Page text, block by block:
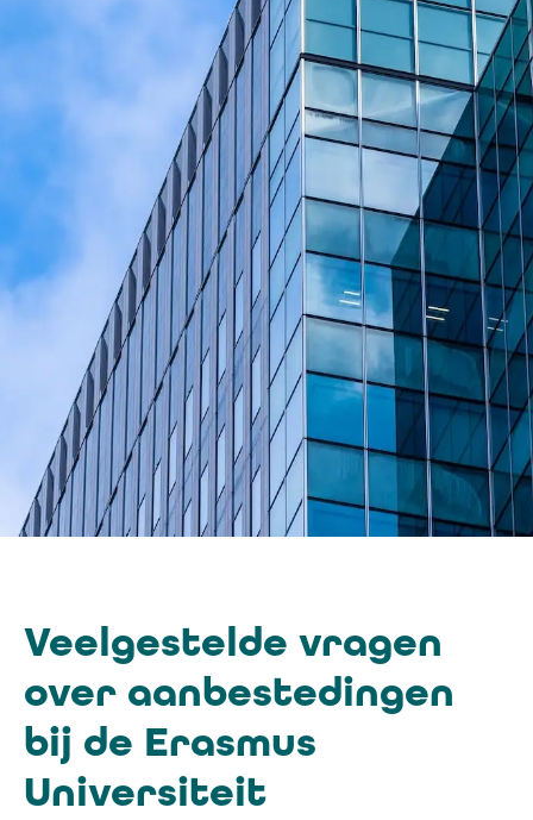
Veelgestelde vragen
over aanbestedingen
bij de Erasmus
Universiteit